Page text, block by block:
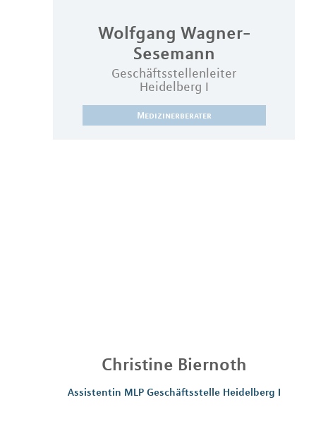
Wolfgang Wagner-
Sesemann
Geschäftsstellenleiter
Heidelberg I
Medizinerberater
Christine Biernoth
Assistentin MLP Geschäftsstelle Heidelberg I